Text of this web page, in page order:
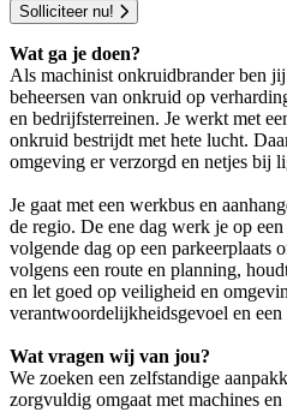
Solliciteer nu!
Wat ga je doen?
Als machinist onkruidbrander ben
beheersen van onkruid op
en bedrijfsterreinen. Je werkt met
onkruid bestrijdt met hete lucht.
omgeving er verzorgd en netjes bij
Je gaat met een werkbus en
de regio. De ene dag werk je op
volgende dag op een parkeerplaats
volgens een route en planning,
en let goed op veiligheid en
verantwoordelijkheidsgevoel en
Wat vragen wij van jou?
We zoeken een zelfstandige
zorgvuldig omgaat met machines